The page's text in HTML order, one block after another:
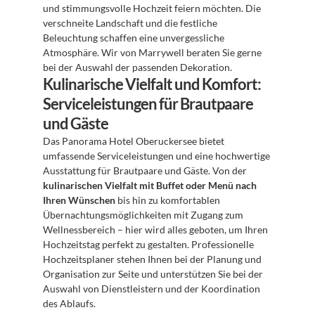
und stimmungsvolle Hochzeit feiern möchten. Die
verschneite Landschaft und die festliche
Beleuchtung schaffen eine unvergessliche
Atmosphäre. Wir von Marrywell beraten Sie gerne
bei der Auswahl der passenden Dekoration.
Kulinarische Vielfalt und Komfort:
Serviceleistungen für Brautpaare
und Gäste
Das Panorama Hotel Oberuckersee bietet
umfassende Serviceleistungen und eine hochwertige
kulinarischen Vielfalt mit Buffet oder Menü nach
Ihren Wünschen bis hin zu komfortablen
Übernachtungsmöglichkeiten mit Zugang zum
Wellnessbereich – hier wird alles geboten, um Ihren
Hochzeitstag perfekt zu gestalten. Professionelle
Hochzeitsplaner stehen Ihnen bei der Planung und
Organisation zur Seite und unterstützen Sie bei der
Auswahl von Dienstleistern und der Koordination
des Ablaufs.